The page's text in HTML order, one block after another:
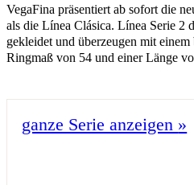
ganze Serie anzeigen »
VegaFina präsentiert ab sofort die
als die Línea Clásica. Línea Serie 2
gekleidet und überzeugen mit
Ringmaß von 54 und einer Länge